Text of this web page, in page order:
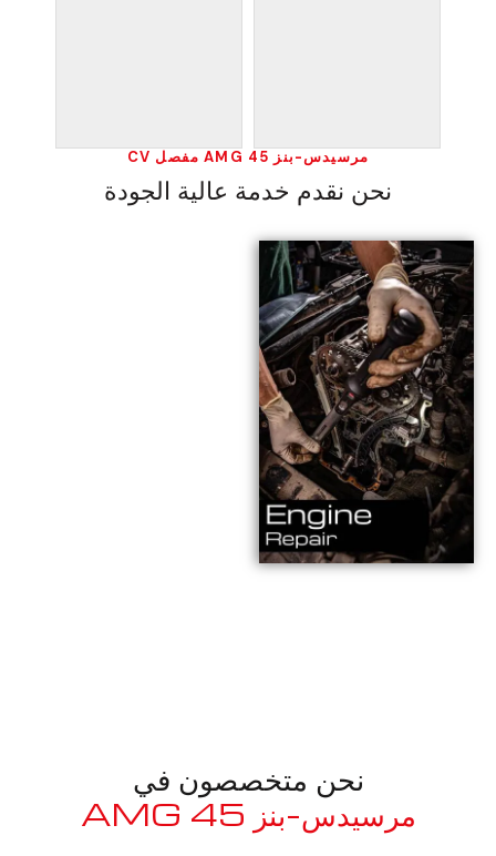
مرسيدس-بنز 45 AMG مفصل CV
نحن نقدم خدمة عالية الجودة
نحن متخصصون في
مرسيدس-بنز 45 AMG